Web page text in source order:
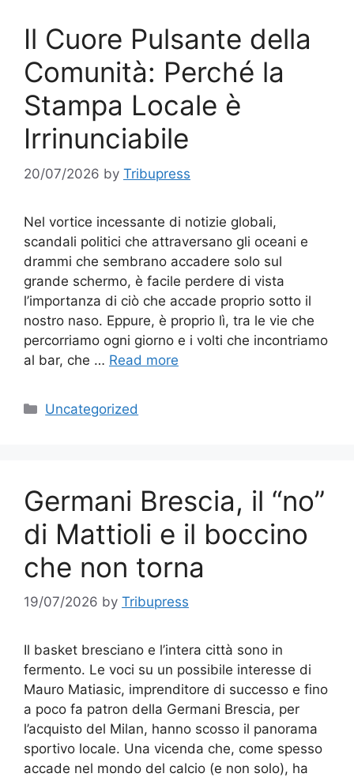
Il Cuore Pulsante della
Comunità: Perché la
Stampa Locale è
Irrinunciabile
20/07/2026 by Tribupress
Nel vortice incessante di notizie globali,
scandali politici che attraversano gli oceani e
drammi che sembrano accadere solo sul
grande schermo, è facile perdere di vista
l’importanza di ciò che accade proprio sotto il
nostro naso. Eppure, è proprio lì, tra le vie che
percorriamo ogni giorno e i volti che incontriamo
al bar, che … Read more
Categories
Uncategorized
Germani Brescia, il “no”
di Mattioli e il boccino
che non torna
19/07/2026 by Tribupress
Il basket bresciano e l’intera città sono in
fermento. Le voci su un possibile interesse di
Mauro Matiasic, imprenditore di successo e fino
a poco fa patron della Germani Brescia, per
l’acquisto del Milan, hanno scosso il panorama
sportivo locale. Una vicenda che, come spesso
accade nel mondo del calcio (e non solo), ha